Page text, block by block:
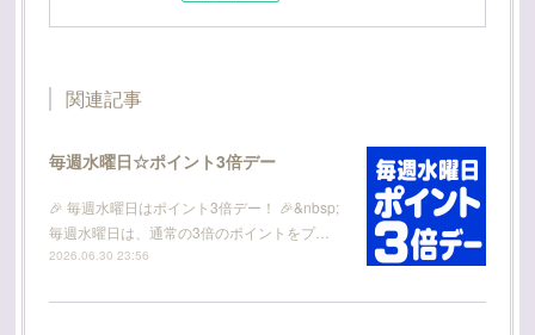
関連記事
毎週水曜日☆ポイント3倍デー
🎉 毎週水曜日はポイント3倍デー！ 🎉&nbsp;
毎週水曜日は、通常の3倍のポイントをプ…
2026.06.30 23:56